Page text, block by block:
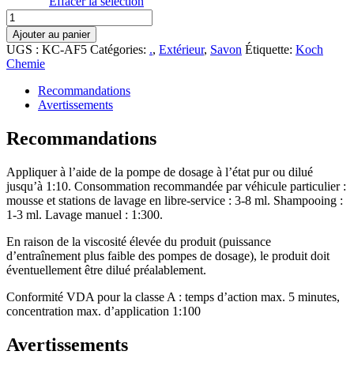
quantité
de
Koch
Chemie
Active
Foam
Ajouter au panier
UGS : KC-AF5 Catégories: ., Extérieur, Savon Étiquette: Koch
Chemie
Recommandations
Avertissements
Recommandations
Appliquer à l’aide de la pompe de dosage à l’état pur ou dilué
jusqu’à 1:10. Consommation recommandée par véhicule particulier :
mousse et stations de lavage en libre-service : 3-8 ml. Shampooing :
1-3 ml. Lavage manuel : 1:300.
En raison de la viscosité élevée du produit (puissance
d’entraînement plus faible des pompes de dosage), le produit doit
éventuellement être dilué préalablement.
Conformité VDA pour la classe A : temps d’action max. 5 minutes,
concentration max. d’application 1:100
Avertissements